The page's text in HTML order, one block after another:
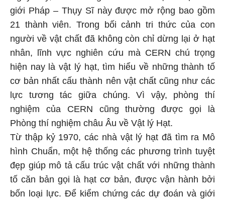
giới Pháp – Thụy Sĩ này được mở rộng bao gồm
21 thành viên. Trong bối cảnh tri thức của con
người về vật chất đã không còn chỉ dừng lại ở hạt
nhân, lĩnh vực nghiên cứu mà CERN chú trọng
hiện nay là vật lý hạt, tìm hiểu về những thành tố
cơ bản nhất cấu thành nên vật chất cũng như các
lực tương tác giữa chúng. Vì vậy, phòng thí
nghiệm của CERN cũng thường được gọi là
Phòng thí nghiệm châu Âu về Vật lý Hạt.
Từ thập kỷ 1970, các nhà vật lý hạt đã tìm ra Mô
hình Chuẩn, một hệ thống các phương trình tuyệt
đẹp giúp mô tả cấu trúc vật chất với những thành
tố căn bản gọi là hạt cơ bản, được vận hành bởi
bốn loại lực. Để kiểm chứng các dự đoán và giới